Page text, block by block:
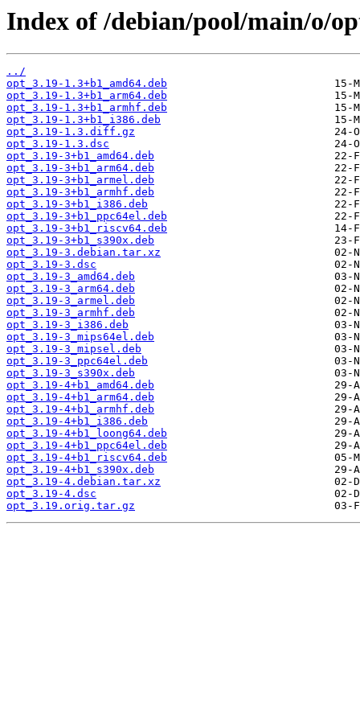
Index of /debian/pool/main/o/
../
opt_3.19-1.3+b1_amd64.deb
opt_3.19-1.3+b1_arm64.deb
opt_3.19-1.3+b1_armhf.deb
opt_3.19-1.3+b1_i386.deb
opt_3.19-1.3.diff.gz
opt_3.19-1.3.dsc
opt_3.19-3+b1_amd64.deb
opt_3.19-3+b1_arm64.deb
opt_3.19-3+b1_armel.deb
opt_3.19-3+b1_armhf.deb
opt_3.19-3+b1_i386.deb
opt_3.19-3+b1_ppc64el.deb
opt_3.19-3+b1_riscv64.deb
opt_3.19-3+b1_s390x.deb
opt_3.19-3.debian.tar.xz
opt_3.19-3.dsc
opt_3.19-3_amd64.deb
opt_3.19-3_arm64.deb
opt_3.19-3_armel.deb
opt_3.19-3_armhf.deb
opt_3.19-3_i386.deb
opt_3.19-3_mips64el.deb
opt_3.19-3_mipsel.deb
opt_3.19-3_ppc64el.deb
opt_3.19-3_s390x.deb
opt_3.19-4+b1_amd64.deb
opt_3.19-4+b1_arm64.deb
opt_3.19-4+b1_armhf.deb
opt_3.19-4+b1_i386.deb
opt_3.19-4+b1_loong64.deb
opt_3.19-4+b1_ppc64el.deb
opt_3.19-4+b1_riscv64.deb
opt_3.19-4+b1_s390x.deb
opt_3.19-4.debian.tar.xz
opt_3.19-4.dsc
opt_3.19.orig.tar.gz